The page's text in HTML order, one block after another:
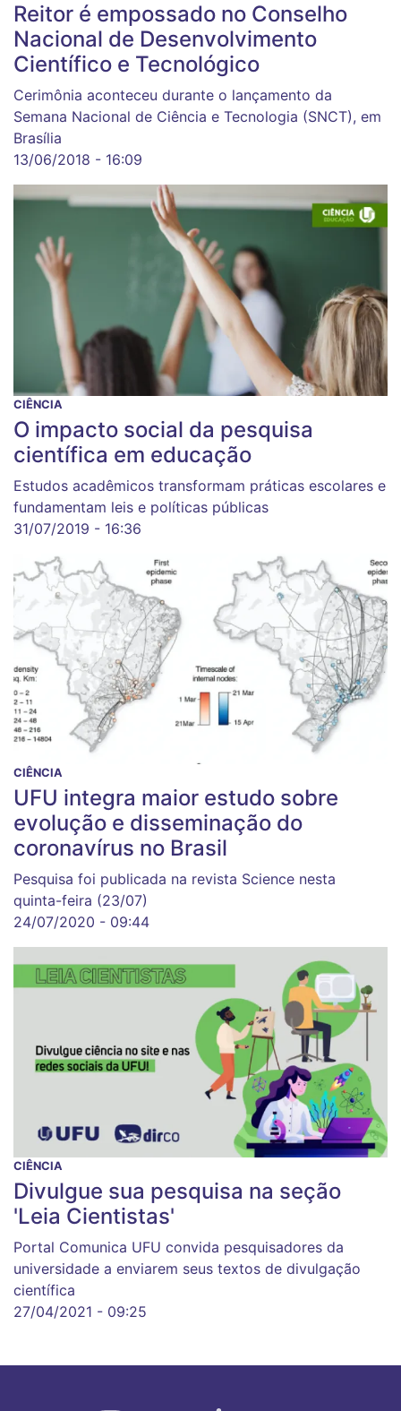
Reitor é empossado no Conselho
Nacional de Desenvolvimento
Científico e Tecnológico
Cerimônia aconteceu durante o lançamento da
Semana Nacional de Ciência e Tecnologia (SNCT), em
Brasília
13/06/2018 - 16:09
CIÊNCIA
O impacto social da pesquisa
científica em educação
Estudos acadêmicos transformam práticas escolares e
fundamentam leis e políticas públicas
31/07/2019 - 16:36
CIÊNCIA
UFU integra maior estudo sobre
evolução e disseminação do
coronavírus no Brasil
Pesquisa foi publicada na revista Science nesta
quinta-feira (23/07)
24/07/2020 - 09:44
CIÊNCIA
Divulgue sua pesquisa na seção
'Leia Cientistas'
Portal Comunica UFU convida pesquisadores da
universidade a enviarem seus textos de divulgação
científica
27/04/2021 - 09:25